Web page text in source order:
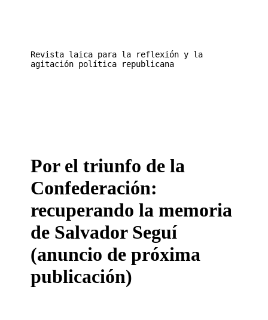
Revista laica para la reflexión y la
agitación política republicana
Por el triunfo de la
Confederación:
recuperando la memoria
de Salvador Seguí
(anuncio de próxima
publicación)